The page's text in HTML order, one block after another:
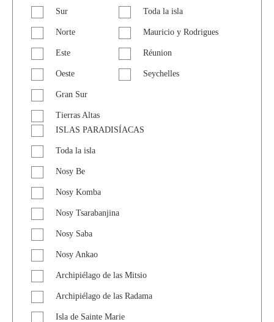
Sur
Norte
Este
Oeste
Gran Sur
Tierras Altas
Toda la isla
Mauricio y Rodrigues
Réunion
Seychelles
ISLAS PARADISÍACAS
Toda la isla
Nosy Be
Nosy Komba
Nosy Tsarabanjina
Nosy Saba
Nosy Ankao
Archipiélago de las Mitsio
Archipiélago de las Radama
Isla de Sainte Marie